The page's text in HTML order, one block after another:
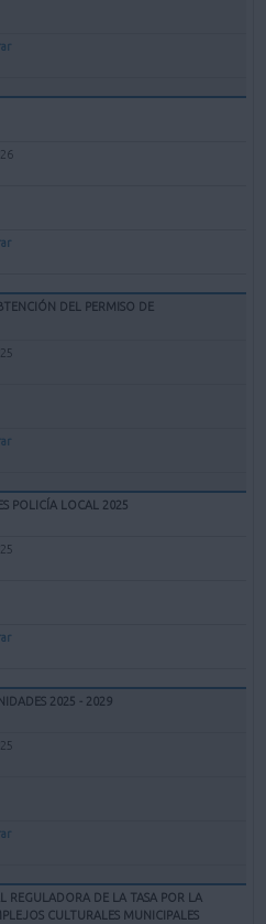
DEL PERMISO DE
POLICÍA LOCAL 2025
2025 - 2029
REGULADORA DE LA TASA POR LA
CULTURALES MUNICIPALES